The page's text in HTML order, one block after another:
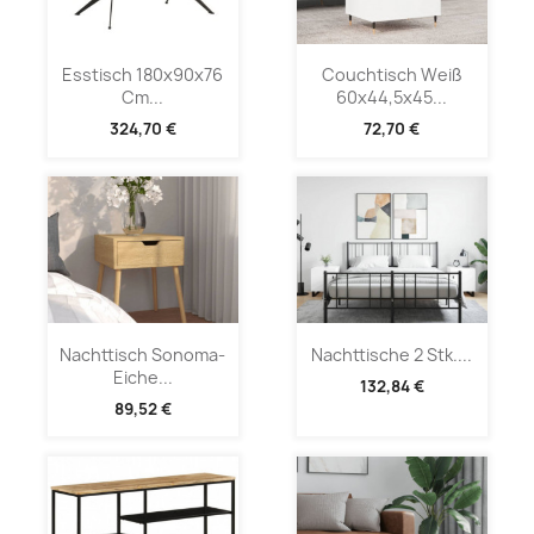
Esstisch 180x90x76
Cm...
324,70 €
Couchtisch Weiß
60x44,5x45...
72,70 €
Nachttisch Sonoma-
Eiche...
89,52 €
Nachttische 2 Stk....
132,84 €